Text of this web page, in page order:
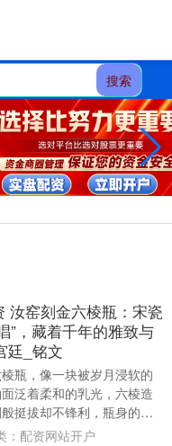
搜索
汝窑刻金六棱瓶：宋瓷
”，藏着千年的雅致与
廷_铭文
瓶，像一块被岁月浸软的
泛着柔和的乳光，六棱造
挺拔却不锋利，瓶身的冰
凝固的江雪。最动人的是
： 配资网站开户